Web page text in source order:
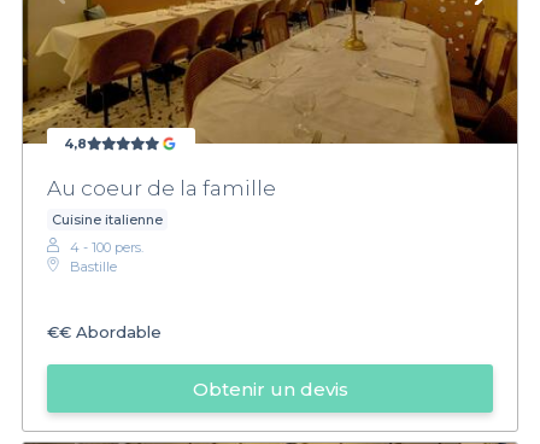
4,8
Au coeur de la famille
Cuisine italienne
4 - 100 pers.
Bastille
€€ Abordable
Obtenir un devis